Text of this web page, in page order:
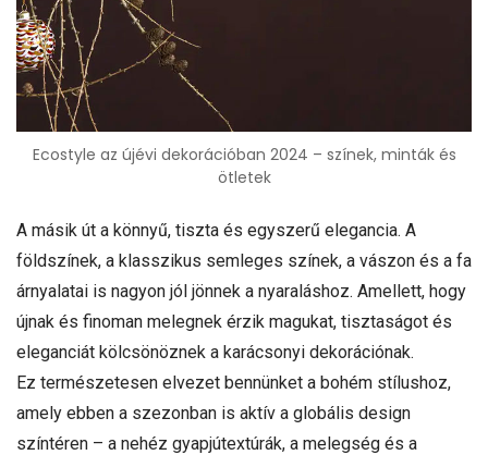
Ecostyle az újévi dekorációban 2024 – színek, minták és
ötletek
A másik út a könnyű, tiszta és egyszerű elegancia. A
földszínek, a klasszikus semleges színek, a vászon és a fa
árnyalatai is nagyon jól jönnek a nyaraláshoz. Amellett, hogy
újnak és finoman melegnek érzik magukat, tisztaságot és
eleganciát kölcsönöznek a karácsonyi dekorációnak.
Ez természetesen elvezet bennünket a bohém stílushoz,
amely ebben a szezonban is aktív a globális design
színtéren – a nehéz gyapjútextúrák, a melegség és a